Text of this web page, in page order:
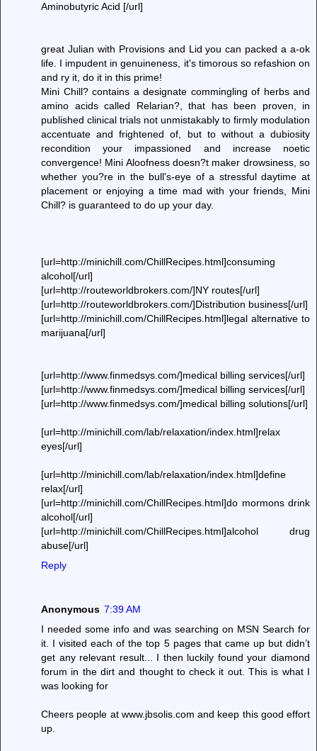
Aminobutyric Acid [/url]
great Julian with Provisions and Lid you can packed a a-ok
life. I impudent in genuineness, it's timorous so refashion on
and ry it, do it in this prime!
Mini Chill? contains a designate commingling of herbs and
amino acids called Relarian?, that has been proven, in
published clinical trials not unmistakably to firmly modulation
accentuate and frightened of, but to without a dubiosity
recondition your impassioned and increase noetic
convergence! Mini Aloofness doesn?t maker drowsiness, so
whether you?re in the bull's-eye of a stressful daytime at
placement or enjoying a time mad with your friends, Mini
Chill? is guaranteed to do up your day.
[url=http://minichill.com/ChillRecipes.html]consuming
alcohol[/url]
[url=http://routeworldbrokers.com/]NY routes[/url]
[url=http://routeworldbrokers.com/]Distribution business[/url]
[url=http://minichill.com/ChillRecipes.html]legal alternative to
marijuana[/url]
[url=http://www.finmedsys.com/]medical billing services[/url]
[url=http://www.finmedsys.com/]medical billing services[/url]
[url=http://www.finmedsys.com/]medical billing solutions[/url]
[url=http://minichill.com/lab/relaxation/index.html]relax
eyes[/url]
[url=http://minichill.com/lab/relaxation/index.html]define
relax[/url]
[url=http://minichill.com/ChillRecipes.html]do mormons drink
alcohol[/url]
[url=http://minichill.com/ChillRecipes.html]alcohol drug
abuse[/url]
Reply
Anonymous 7:39 AM
I needed some info and was searching on MSN Search for
it. I visited each of the top 5 pages that came up but didn’t
get any relevant result... I then luckily found your diamond
forum in the dirt and thought to check it out. This is what I
was looking for
Cheers people at www.jbsolis.com and keep this good effort
up.